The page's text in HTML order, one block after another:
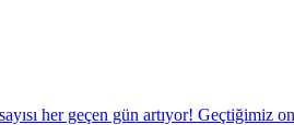
her geçen gün artıyor! Geçtiğimiz